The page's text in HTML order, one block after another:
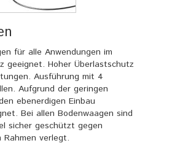
für alle Anwendungen im
geeignet. Hoher Überlastschutz
Ausführung mit 4
Aufgrund der geringen
ebenerdigen Einbau
Bei allen Bodenwaagen sind
sicher geschützt gegen
Rahmen verlegt.